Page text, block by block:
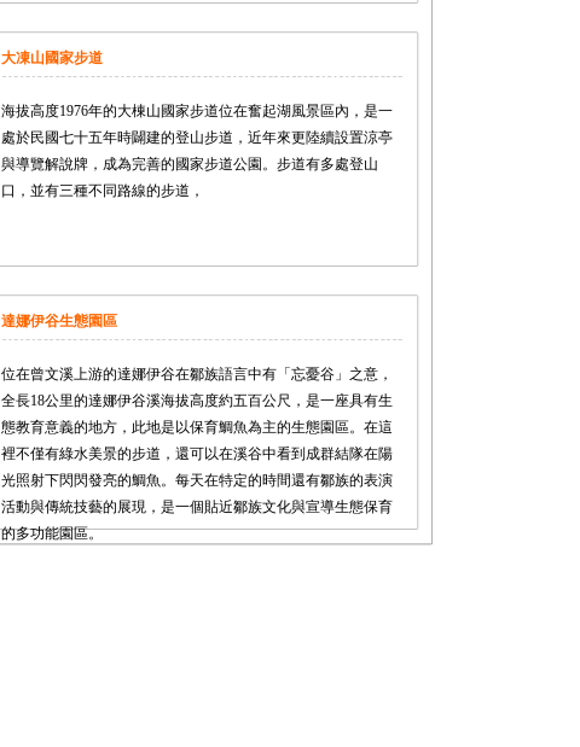
大凍山國家步道
海拔高度1976年的大棟山國家步道位在奮起湖風景區內，是一
處於民國七十五年時闢建的登山步道，近年來更陸續設置涼亭
與導覽解說牌，成為完善的國家步道公園。步道有多處登山
口，並有三種不同路線的步道，
達娜伊谷生態園區
位在曾文溪上游的達娜伊谷在鄒族語言中有「忘憂谷」之意，
全長18公里的達娜伊谷溪海拔高度約五百公尺，是一座具有生
態教育意義的地方，此地是以保育鯛魚為主的生態園區。在這
裡不僅有綠水美景的步道，還可以在溪谷中看到成群結隊在陽
光照射下閃閃發亮的鯛魚。每天在特定的時間還有鄒族的表演
活動與傳統技藝的展現，是一個貼近鄒族文化與宣導生態保育
的多功能園區。